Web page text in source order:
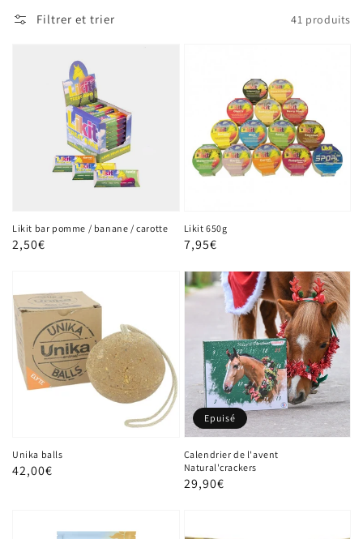
Filtrer et trier 41 produits
Likit bar pomme / banane / carotte
Prix
2,50€
Likit 650g
Prix
7,95€
Unika balls
Prix
42,00€
Calendrier de l'avent
Natural'crackers
Prix
29,90€
Epuisé